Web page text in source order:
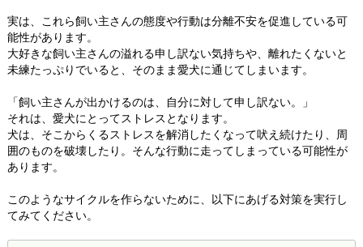
実は、これら飼い主さんの態度や行動は分離不安を促進している可
能性があります。
大好きな飼い主さんの溢れる申し訳ない気持ちや、離れたくないと
未練たっぷりでいると、そのまま愛犬に通じてしまいます。
「飼い主さんが出かけるのは、自分に対して申し訳ない。」
それは、愛犬にとってストレスとなります。
犬は、そこからくるストレスを解消したくなって吠え続けたり、周
囲のものを破壊したり。そんな行動に走ってしまっている可能性が
あります。
このようなサイクルを作らないために、以下にあげる対策を実行し
てみてください。